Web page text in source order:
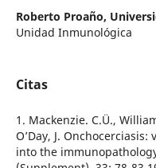
Roberto Proaño,
Unidad Inmunológica
Citas
1. Mackenzie. C.Ü.,
O’Day, J.
into the